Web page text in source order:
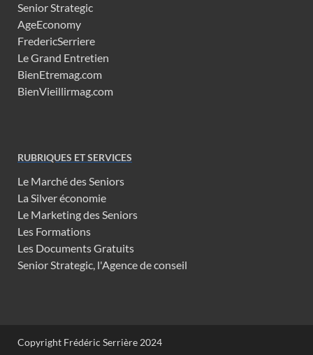
Senior Strategic
AgeEconomy
FredericSerriere
Le Grand Entretien
BienEtremag.com
BienVieillirmag.com
RUBRIQUES ET SERVICES
Le Marché des Seniors
La Silver économie
Le Marketing des Seniors
Les Formations
Les Documents Gratuits
Senior Strategic, l'Agence de conseil
Copyright Frédéric Serrière 2024